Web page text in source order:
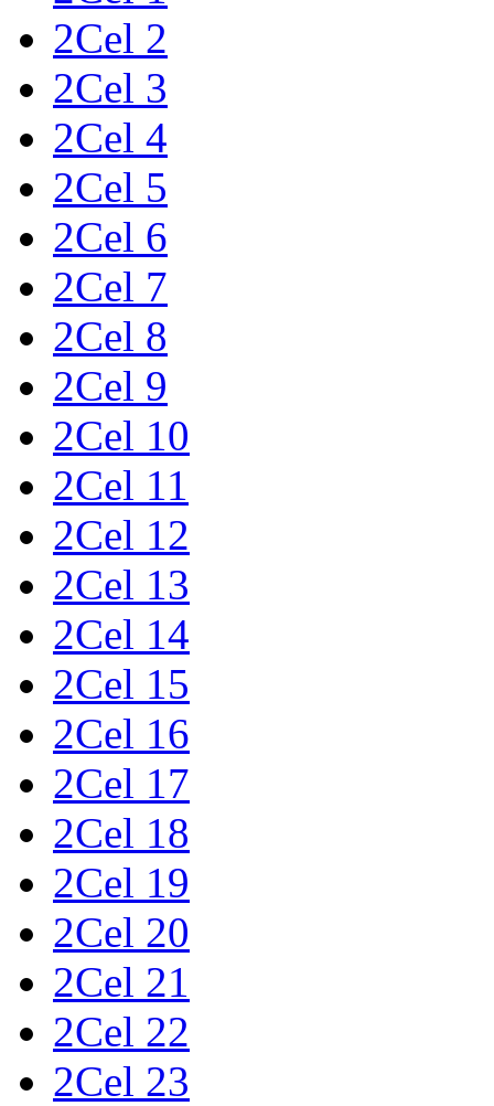
2Cel 2
2Cel 3
2Cel 4
2Cel 5
2Cel 6
2Cel 7
2Cel 8
2Cel 9
2Cel 10
2Cel 11
2Cel 12
2Cel 13
2Cel 14
2Cel 15
2Cel 16
2Cel 17
2Cel 18
2Cel 19
2Cel 20
2Cel 21
2Cel 22
2Cel 23